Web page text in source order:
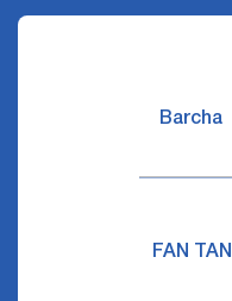
Barcha
FAN